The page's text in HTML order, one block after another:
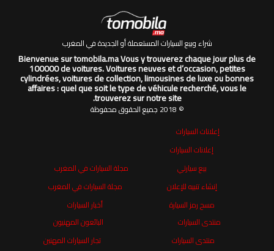
شراء وبيع السيارات المستعملة أو الجديدة في المغرب
Bienvenue sur tomobila.ma Vous y trouverez chaque jour plus de
100000 de voitures. Voitures neuves et d’occasion, petites
cylindrées, voitures de collection, limousines de luxe ou bonnes
affaires : quel que soit le type de véhicule recherché, vous le
trouverez sur notre site.
© 2018 جميع الحقوق محفوظة
إعلانات السيارات
إعلانات السيارات
بيع سيارتي
إنشاء تنبيه للإعلان
مسح رمز السيارة
مجلة السيارات في المغرب
مجلة السيارات في المغرب
أخبار السيارات
منتدى السيارات
منتدى السيارات
البائعون المهنيون
تجار السيارات المهنين